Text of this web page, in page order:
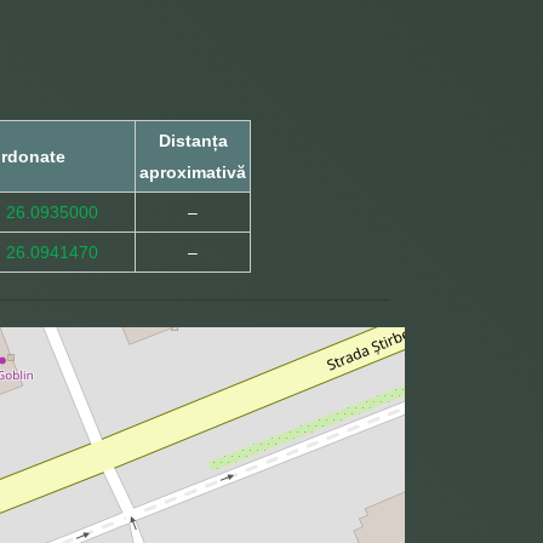
Distanța
aproximativă
26.0935000 –
26.0941470 –